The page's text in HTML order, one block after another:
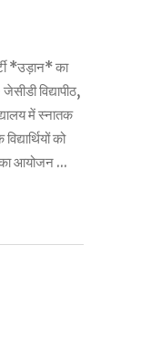
*उड़ान* का
विद्यापीठ,
में स्नातक
को
का आयोजन